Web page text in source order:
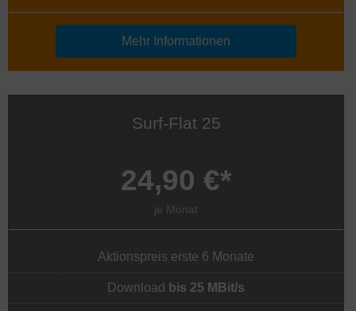
Mehr Informationen
Surf-Flat 25
24,90 €*
je Monat
Aktionspreis erste 6 Monate
Download bis 25 MBit/s